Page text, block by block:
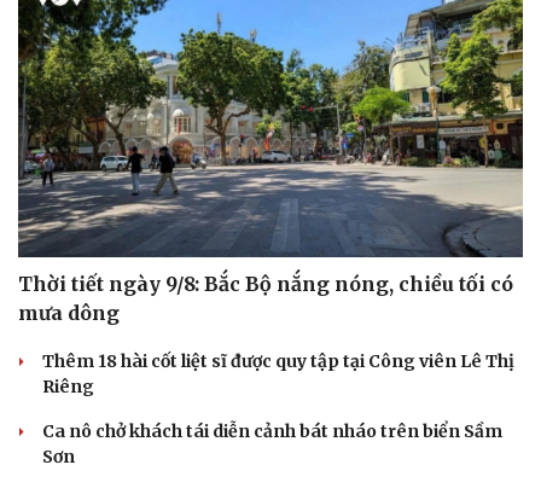
Thời tiết ngày 9/8: Bắc Bộ nắng nóng, chiều tối có
mưa dông
Thêm 18 hài cốt liệt sĩ được quy tập tại Công viên Lê Thị
Riêng
Ca nô chở khách tái diễn cảnh bát nháo trên biển Sầm
Sơn